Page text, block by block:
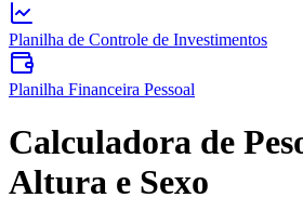
Planilha de Controle de Investimentos
Planilha Financeira Pessoal
Calculadora de
Altura e Sexo